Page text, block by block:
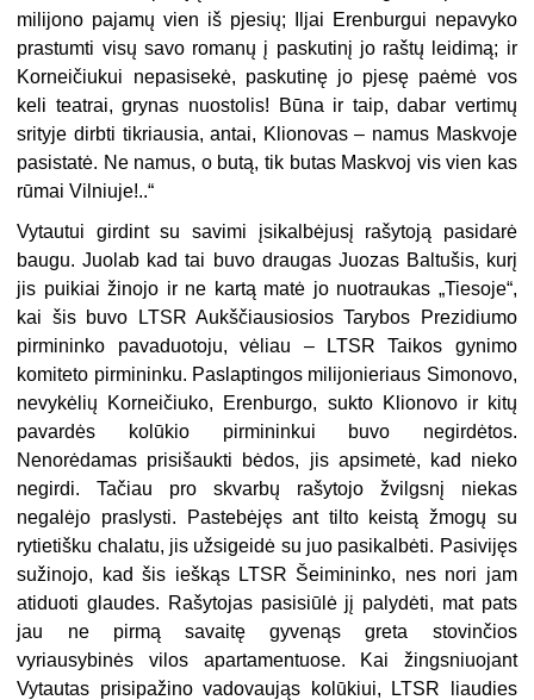
milijono pajamų vien iš pjesių; Iljai Erenburgui nepavyko
prastumti visų savo romanų į paskutinį jo raštų leidimą; ir
Korneičiukui nepasisekė, paskutinę jo pjesę paėmė vos
keli teatrai, grynas nuostolis! Būna ir taip, dabar vertimų
srityje dirbti tikriausia, antai, Klionovas – namus Maskvoje
pasistatė. Ne namus, o butą, tik butas Maskvoj vis vien kas
rūmai Vilniuje!..“
Vytautui girdint su savimi įsikalbėjusį rašytoją pasidarė
baugu. Juolab kad tai buvo draugas Juozas Baltušis, kurį
jis puikiai žinojo ir ne kartą matė jo nuotraukas „Tiesoje“,
kai šis buvo LTSR Aukščiausiosios Tarybos Prezidiumo
pirmininko pavaduotoju, vėliau – LTSR Taikos gynimo
komiteto pirmininku. Paslaptingos milijonieriaus Simonovo,
nevykėlių Korneičiuko, Erenburgo, sukto Klionovo ir kitų
pavardės kolūkio pirmininkui buvo negirdėtos.
Nenorėdamas prisišaukti bėdos, jis apsimetė, kad nieko
negirdi. Tačiau pro skvarbų rašytojo žvilgsnį niekas
negalėjo praslysti. Pastebėjęs ant tilto keistą žmogų su
rytietišku chalatu, jis užsigeidė su juo pasikalbėti. Pasivijęs
sužinojo, kad šis ieškąs LTSR Šeimininko, nes nori jam
atiduoti glaudes. Rašytojas pasisiūlė jį palydėti, mat pats
jau ne pirmą savaitę gyvenąs greta stovinčios
vyriausybinės vilos apartamentuose. Kai žingsniuojant
Vytautas prisipažino vadovaująs kolūkiui, LTSR liaudies